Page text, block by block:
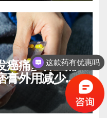
癌痛多种止痛
膏外用减少口
这款药有优惠吗